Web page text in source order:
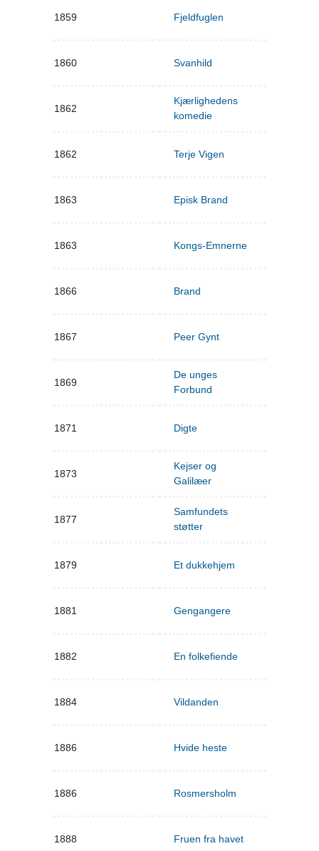
1859 Fjeldfuglen
1860 Svanhild
1862
Kjærlighedens
komedie
1862 Terje Vigen
1863 Episk Brand
1863 Kongs-Emnerne
1866 Brand
1867 Peer Gynt
1869
De unges
Forbund
1871 Digte
1873
Kejser og
Galilæer
1877
Samfundets
støtter
1879 Et dukkehjem
1881 Gengangere
1882 En folkefiende
1884 Vildanden
1886 Hvide heste
1886 Rosmersholm
1888 Fruen fra havet